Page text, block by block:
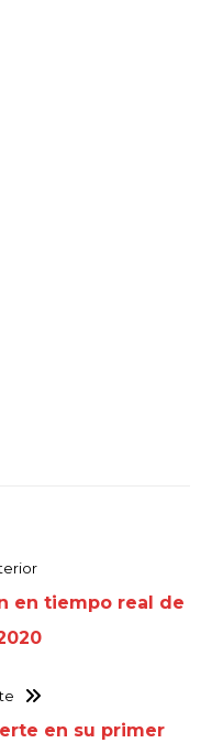
en tiempo real de
en su primer